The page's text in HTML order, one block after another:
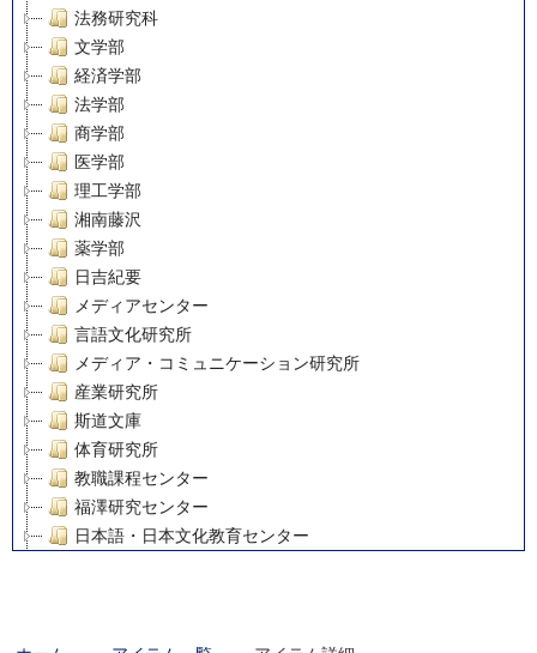
法務研究科
文学部
経済学部
法学部
商学部
医学部
理工学部
湘南藤沢
薬学部
日吉紀要
メディアセンター
言語文化研究所
メディア・コミュニケーション研究所
産業研究所
斯道文庫
体育研究所
教職課程センター
福澤研究センター
日本語・日本文化教育センター